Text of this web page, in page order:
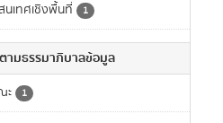
เทศเชิงพื้นที่ 1
ามธรรมาภิบาลข้อมูล
ะ 1